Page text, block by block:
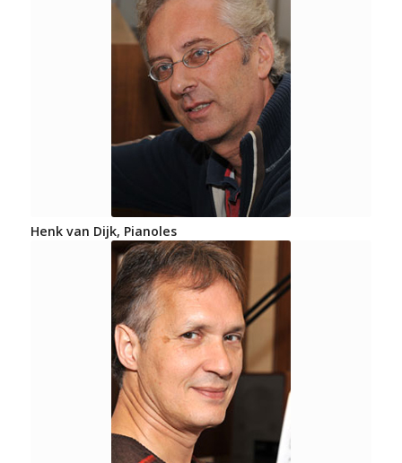
Henk van Dijk, Pianoles